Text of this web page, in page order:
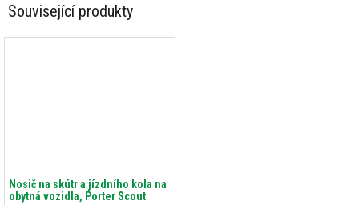
Související produkty
Nosič na skútr a jízdního kola na
obytná vozidla, Porter Scout